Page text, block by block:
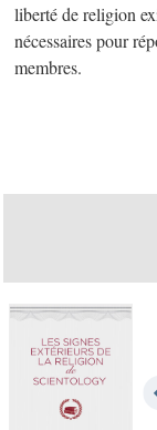
liberté de religion
nécessaires pour
membres.